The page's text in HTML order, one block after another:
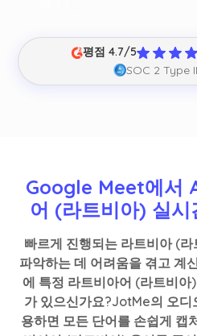
평점 4.7/5
SOC 2 Type
Google Meet에서
어 (라트비아) 실
빠르게 진행되는 라트비아 (
파악하는 데 어려움을 겪고 계
에 특정 라트비아어 (라트비
가 있으신가요?JotMe의 오
용하면 모든 단어를 손쉽게 캡